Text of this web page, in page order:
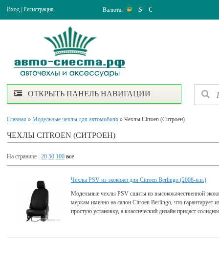
Вход Регистрация Валюта: Р $ €
ОТКРЫТЬ ПАНЕЛЬ НАВИГАЦИИ
Главная » Модельные чехлы для автомобиля » Чехлы Citroen (Ситроен)
ЧЕХЛЫ CITROEN (СИТРОЕН)
На странице 20 50 100 все
Чехлы PSV из экокожи для Citroen Berlingo (2008-н.в.)
Модельные чехлы PSV сшиты из высококачественной
меркам именно на салон Citroen Berlingo, что гарантирует
простую установку, а классический дизайн придаст